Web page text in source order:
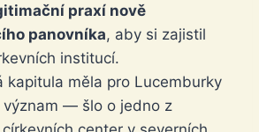
praxí nově
panovníka, aby si zajistil
institucí.
kapitula měla pro Lucemburky
význam — šlo o jedno z